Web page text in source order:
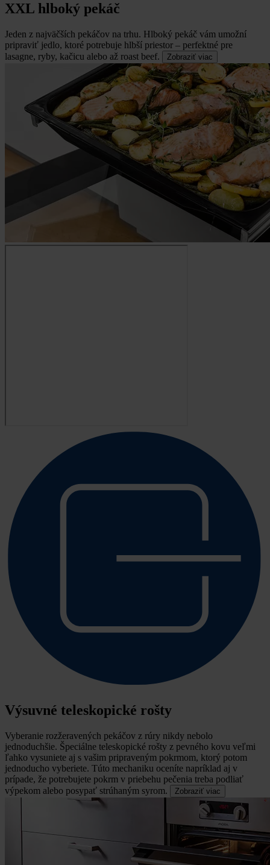
XXL hlboký pekáč
Jeden z najväčších pekáčov na trhu. Hlboký pekáč vám umožní
pripraviť jedlo, ktoré potrebuje hlbší priestor – perfektné pre
lasagne, ryby, kačicu alebo až roast beef.
Zobraziť viac
Výsuvné teleskopické rošty
Vyberanie rozžeravených pekáčov z rúry nikdy nebolo
jednoduchšie. Špeciálne teleskopické rošty z pevného kovu veľmi
ľahko vysuniete aj s vašim pripraveným pokrmom, ktorý potom
jednoducho vyberiete. Túto mechaniku oceníte napríklad aj v
prípade, že potrebujete pokrm v priebehu pečenia treba podliať
výpekom alebo posypať strúhaným syrom.
Zobraziť viac